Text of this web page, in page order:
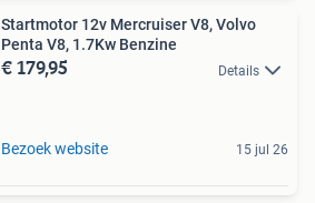
Startmotor 12v Mercruiser V8, Volvo
Penta V8, 1.7Kw Benzine
€ 179,95 Details
Bezoek website 15 jul 26